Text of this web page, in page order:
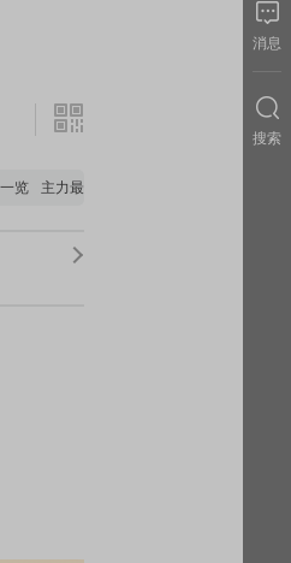
主力最新动向
消息
搜索